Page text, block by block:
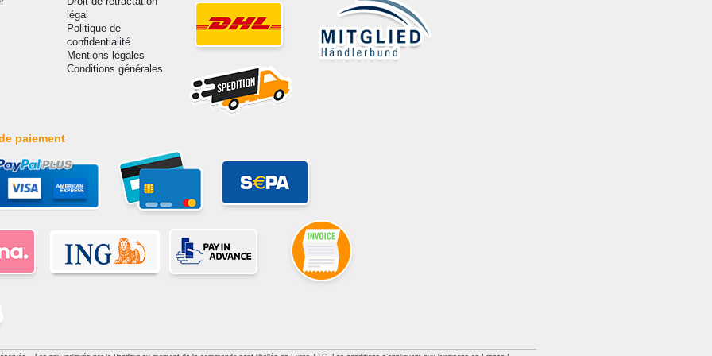
légal
Politique de
confidentialité
Mentions légales
Conditions générales
paiement